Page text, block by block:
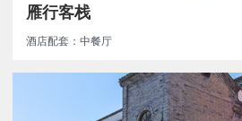
雁行客栈
酒店配套：中餐厅